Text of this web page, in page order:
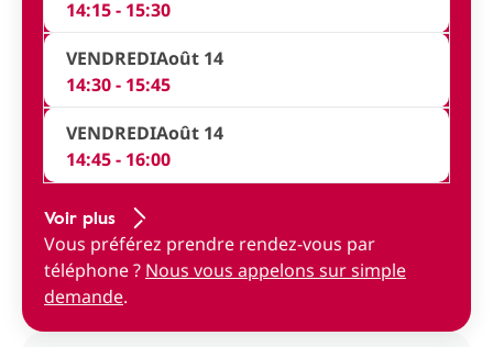
14:15 - 15:30
VENDREDIAoût 14
14:30 - 15:45
VENDREDIAoût 14
14:45 - 16:00
Voir plus
Vous préférez prendre rendez-vous par
téléphone ? Nous vous appelons sur simple
demande.